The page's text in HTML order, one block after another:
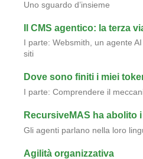
Uno sguardo d’insieme
Il CMS agentico: la terza
I parte: Websmith, un agente
siti
Dove sono finiti i miei
I parte: Comprendere il
RecursiveMAS ha abolito
Gli agenti parlano nella loro
Agilità organizzativa